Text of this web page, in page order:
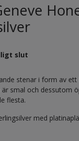
slut
stenar i form av
är smal och dessutom
flesta.
med